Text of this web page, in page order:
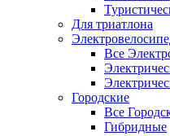
Для триатлона
Все
Городские
Все
Гибридные